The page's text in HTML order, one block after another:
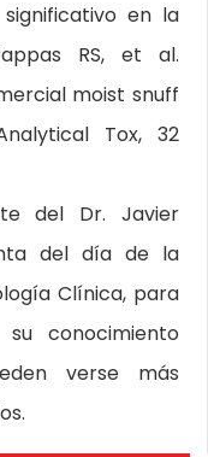
en la
RS, et al.
moist snuff
Tox, 32
del Dr. Javier
del día de la
Clínica, para
conocimiento
verse más